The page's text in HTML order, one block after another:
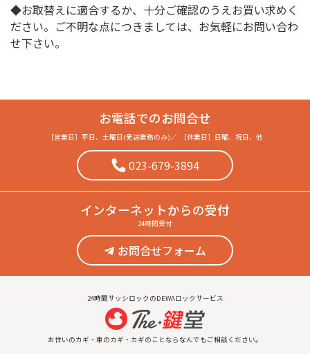
◆お取替えに適合するか、十分ご確認のうえお買い求めく
ださい。ご不明な点につきましては、お気軽にお問い合わ
せ下さい。
お電話でのお問合せ
［営業日］ 平日、土曜日(発送業務のみ) ／ ［休業日］ 日曜、祝日、他
023-679-3894
インターネットからの受付
24時間受付
お問合せフォーム
24時間サッシロックのDEWAロックサービス
お住いのカギ・車のカギ・カギのことならなんでもご相談ください。